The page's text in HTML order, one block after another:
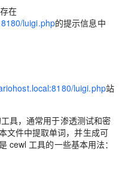
在
luigi.php的提示信息中
luigi.php站
具，通常用于渗透测试和密
文件中提取单词，并生成可
cewl 工具的一些基本用法：